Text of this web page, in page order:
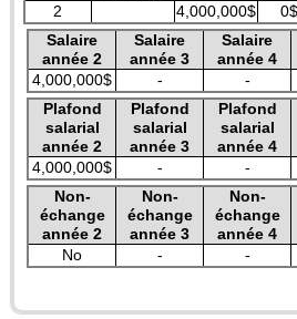
2
4,000,000$ 0$
Salaire
année 2
Salaire
année 3
Salaire
année 4
4,000,000$
- -
Plafond
salarial
année 2
Plafond
salarial
année 3
Plafond
salarial
année 4
4,000,000$
- -
Non-
échange
année 2
Non-
échange
année 3
Non-
échange
année 4
No
- -